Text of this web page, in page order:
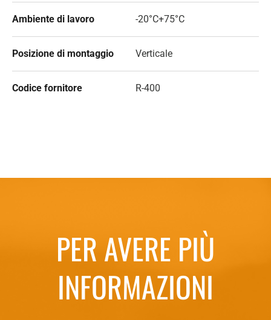
Ambiente di lavoro -20°C+75°C
Posizione di montaggio Verticale
Codice fornitore R-400
PER AVERE PIÙ
INFORMAZIONI